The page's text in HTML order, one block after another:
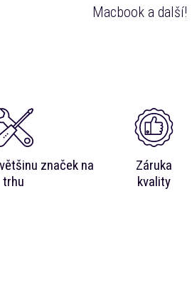
Macbook a další!
značek na
trhu
Záruka
kvality